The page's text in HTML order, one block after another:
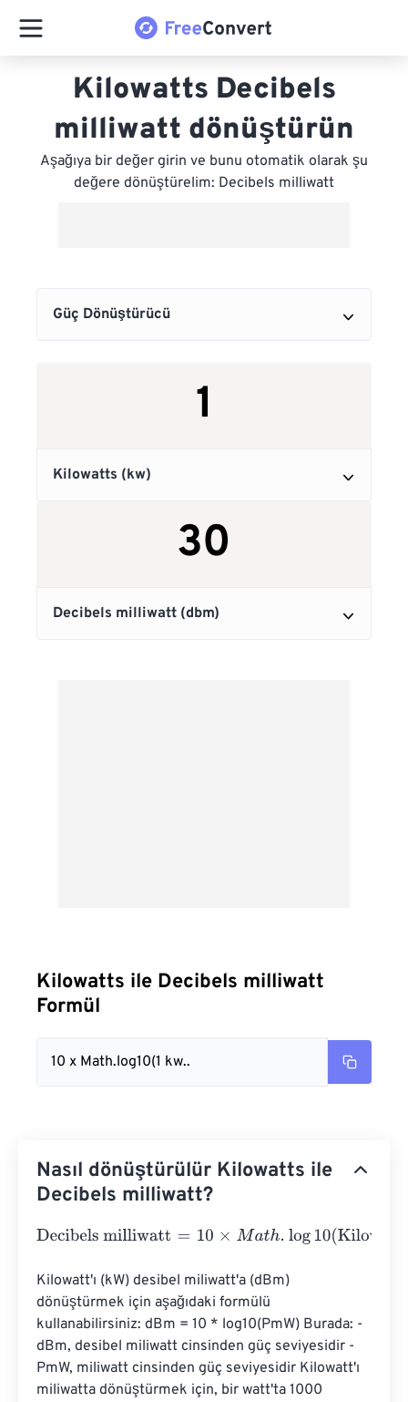
Kilowatts Decibels
milliwatt dönüştürün
Aşağıya bir değer girin ve bunu otomatik olarak şu
değere dönüştürelim: Decibels milliwatt
Kilowatts ile Decibels milliwatt
Formül
10 x Math.log10(1 kw..
Nasıl dönüştürülür Kilowatts ile
Decibels milliwatt?
Decibels milliwatt=10 ×M ath .log10(Kilowatts⋅1000)
Kilowatt'ı (kW) desibel miliwatt'a (dBm)
dönüştürmek için aşağıdaki formülü
kullanabilirsiniz: dBm = 10 * log10(PmW) Burada: -
dBm, desibel miliwatt cinsinden güç seviyesidir -
PmW, miliwatt cinsinden güç seviyesidir Kilowatt'ı
miliwatta dönüştürmek için, bir watt'ta 1000